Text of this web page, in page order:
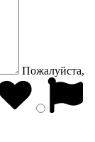
Пожалуйста,